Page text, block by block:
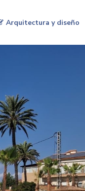
Arquitectura y diseño